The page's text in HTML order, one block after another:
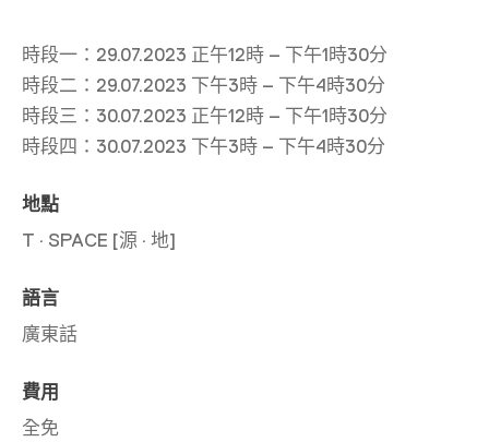
時段一：29.07.2023 正午12時 – 下午1時30分
時段二：29.07.2023 下午3時 – 下午4時30分
時段三：30.07.2023 正午12時 – 下午1時30分
時段四：30.07.2023 下午3時 – 下午4時30分
地點
T · SPACE [源 · 地]
語言
廣東話
費用
全免